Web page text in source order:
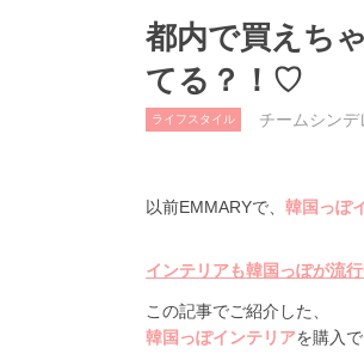
都内で買えち
てる？！♡
ライフスタイル チームシンデ
以前EMMARYで、 韓国っぽ
インテリアも韓国っぽが流
この記事でご紹介した、
韓国っぽインテリアを購入